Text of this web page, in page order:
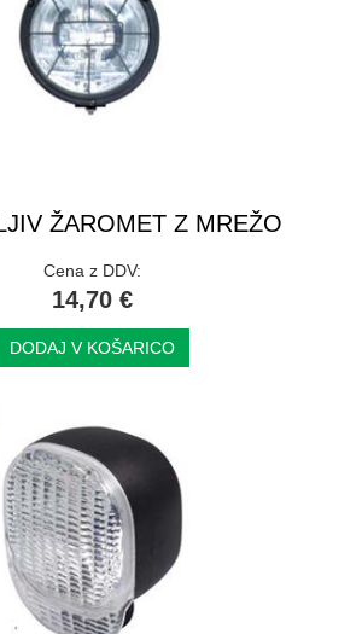
ŽAROMET Z MREŽO
Cena z DDV:
14,70 €
DODAJ V KOŠARICO